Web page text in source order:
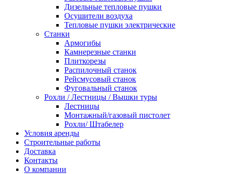
Дизельные тепловые пушки
Осушители воздуха
Тепловые пушки электрические
Станки
Армогибы
Камнерезные станки
Плиткорезы
Распилочный станок
Рейсмусовый станок
Фуговальный станок
Рохли / Лестницы / Вышки туры
Лестницы
Монтажный/газовый пистолет
Рохли/ Штабелер
Условия аренды
Строительные работы
Доставка
Контакты
О компании